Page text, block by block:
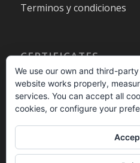
Terminos y condiciones
CERTIFICATES
Cookies policy
Legal warning
Terms and Conditions
We use our own and third-
website works properly,
services. You can accept all
cookies, or configure your